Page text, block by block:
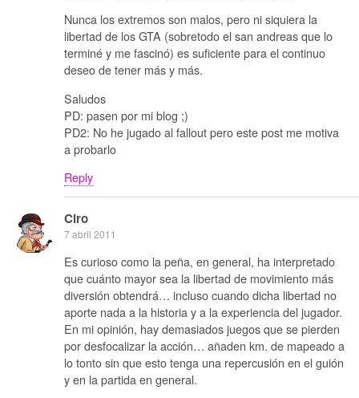
Nunca los extremos son malos, pero ni siquiera la
libertad de los GTA (sobretodo el san andreas que lo
terminé y me fascinó) es suficiente para el continuo
deseo de tener más y más.
Saludos
PD: pasen por mi blog ;)
PD2: No he jugado al fallout pero este post me motiva
a probarlo
Reply
Ciro
7 abril 2011
Es curioso como la peña, en general, ha interpretado
que cuánto mayor sea la libertad de movimiento más
diversión obtendrá… incluso cuando dicha libertad no
aporte nada a la historia y a la experiencia del jugador.
En mi opinión, hay demasiados juegos que se pierden
por desfocalizar la acción… añaden km. de mapeado a
lo tonto sin que esto tenga una repercusión en el guión
y en la partida en general.